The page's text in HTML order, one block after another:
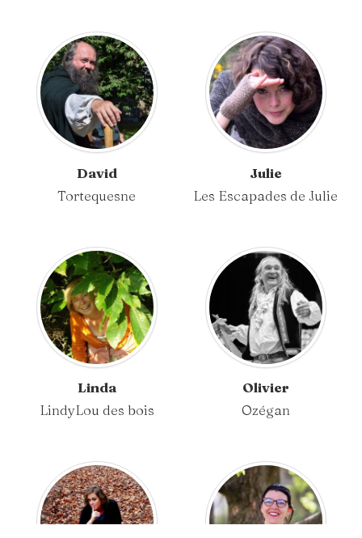
David
Tortequesne
Julie
Les Escapades de Julie
Linda
LindyLou des bois
Olivier
Ozégan